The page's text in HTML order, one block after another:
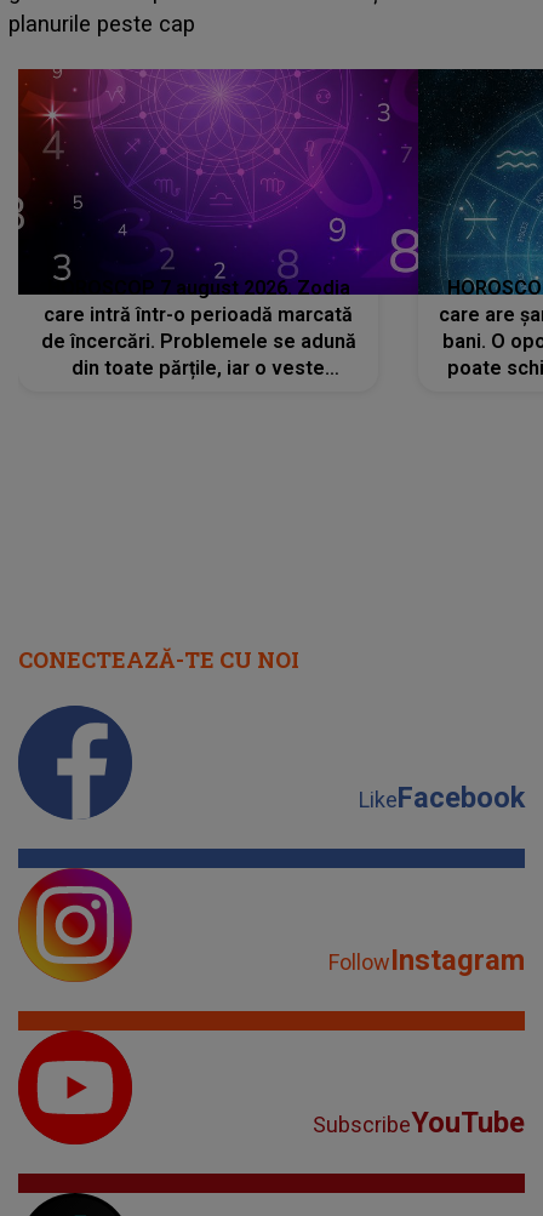
sa: "I-am spus și ei în față, eu nu te iubesc pentru
HOROSCOP 7 august 2026. Zodia
care intră într-o perioadă marcată
de încercări. Problemele se adună
din toate părțile, iar o veste
care are
bani. O
poate
CONECTEAZĂ-TE CU NOI
LikeFacebook
FollowInstagram
SubscribeYouTube